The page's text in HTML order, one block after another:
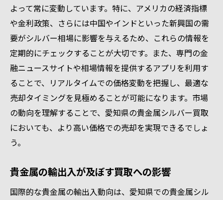
よって常に変動しています。特に、アメリカの経済指標
や金利政策、さらには中国やインドといった新興国の需
要がシルバー相場に影響を与えるため、これらの情報を
定期的にチェックすることが大切です。また、専門の金
融ニュースサイトや相場情報を提供するアプリを利用す
ることで、リアルタイムでの価格変動を把握し、最適な
売却タイミングを見極めることが可能になります。市場
の動向を理解することで、愛知県の貴金属シルバー買取
においても、より高い価格での売却を実現できるでしょ
う。
貴金属の輸出入が及ぼす買取への影響
国際的な貴金属の輸出入動向は、愛知県での貴金属シル